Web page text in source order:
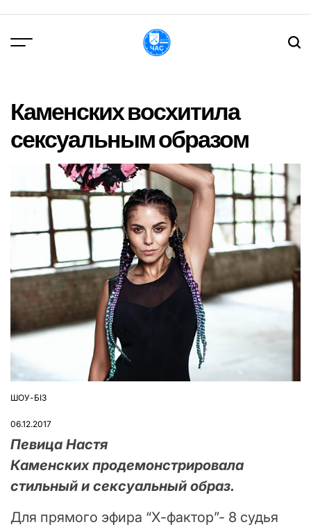
вмісту
Каменских восхитила
сексуальным образом
ОПУБЛІКУВАТИ
ШОУ-БІЗ
06.12.2017
Певица Настя
Каменских продемонстрировала
стильный и сексуальный образ.
Для прямого эфира “Х-фактор”- 8 судья